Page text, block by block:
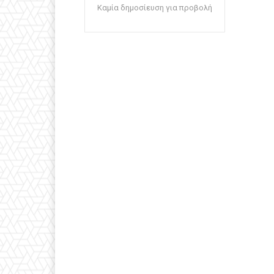
Καμία δημοσίευση για προβολή